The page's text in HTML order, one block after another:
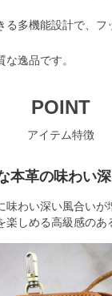
る多機能設計で、フ
逸品です。
POINT
アイテム特徴
本革の味わい
味わい深い風合いが
楽しめる高級感のあ